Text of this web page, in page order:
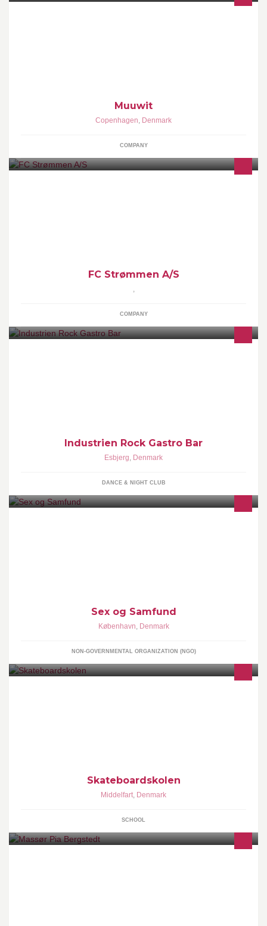
Muuwit
Copenhagen, Denmark
COMPANY
FC Strømmen A/S
,
COMPANY
Industrien Rock Gastro Bar
Esbjerg, Denmark
DANCE & NIGHT CLUB
Sex og Samfund
København, Denmark
NON-GOVERNMENTAL ORGANIZATION (NGO)
Skateboardskolen
Middelfart, Denmark
SCHOOL